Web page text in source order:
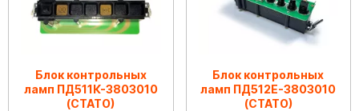
Блок контрольных
ламп ПД511К-3803010
(СТАТО)
Блок контрольных
ламп ПД512Е-3803010
(СТАТО)